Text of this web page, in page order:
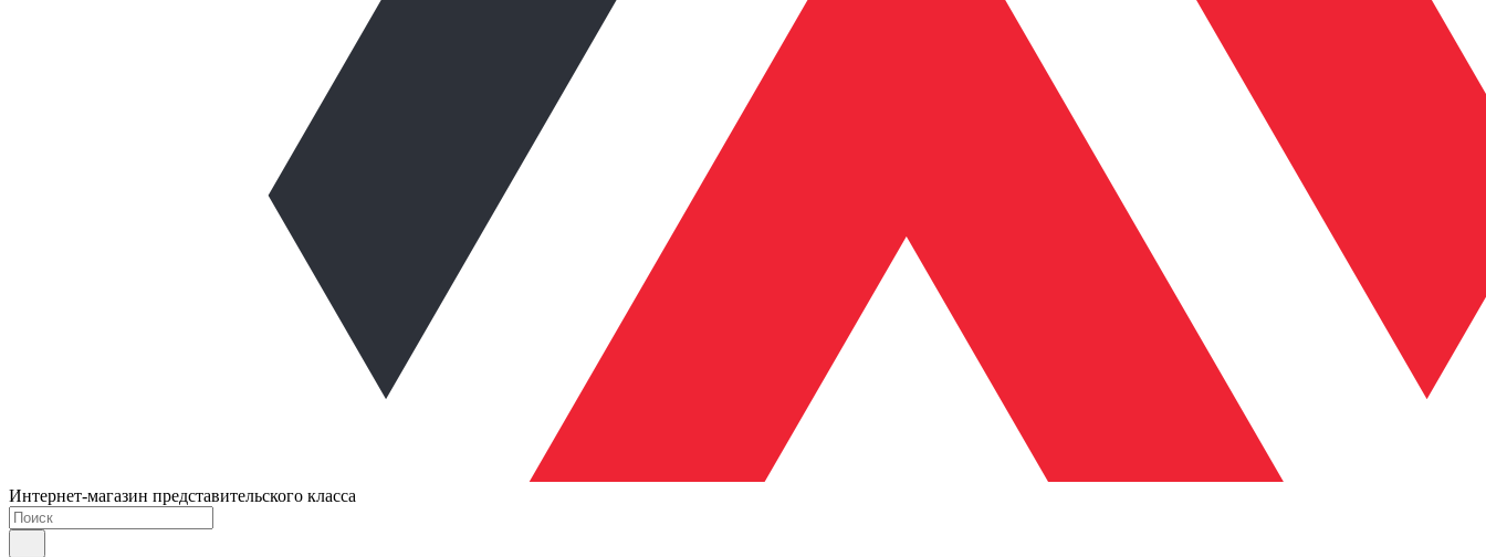
Интернет-магазин представительского класса